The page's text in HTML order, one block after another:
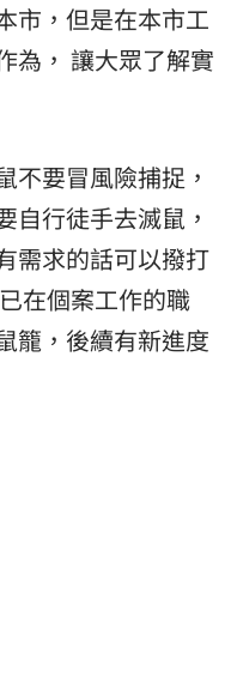
市，但是在本市工
為， 讓大眾了解實
不要冒風險捕捉，
自行徒手去滅鼠，
需求的話可以撥打
在個案工作的職
籠，後續有新進度